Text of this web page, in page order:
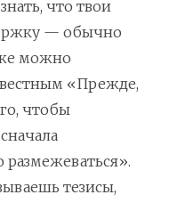
что твои
— обычно
можно
«Прежде,
чтобы
тезисы,